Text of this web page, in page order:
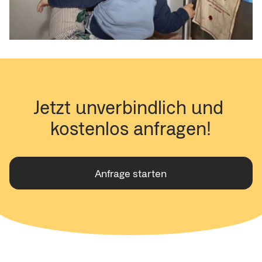
Jetzt unverbindlich und
kostenlos anfragen!
Anfrage starten